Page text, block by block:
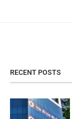
RECENT POSTS